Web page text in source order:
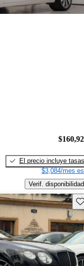
El precio incluye tasas
$3,084/mes
Verif. disponibilidad